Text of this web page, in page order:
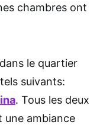
chambres ont
le quartier
suivants:
. Tous les deux
ambiance